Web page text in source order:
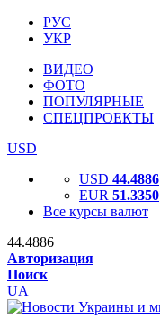
РУС
УКР
ВИДЕО
ФОТО
ПОПУЛЯРНЫЕ
СПЕЦПРОЕКТЫ
USD
USD 44.4886
EUR 51.3350
Все курсы валют
44.4886
Авторизация
Поиск
UA